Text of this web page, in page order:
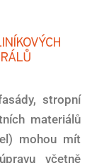
stropní
materiálů
mohou mít
včetně